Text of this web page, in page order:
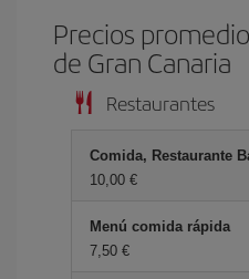
Precios
de Gran Canaria
Restaurantes
Comida, Restaurante
10,00 €
Menú comida rápida
7,50 €